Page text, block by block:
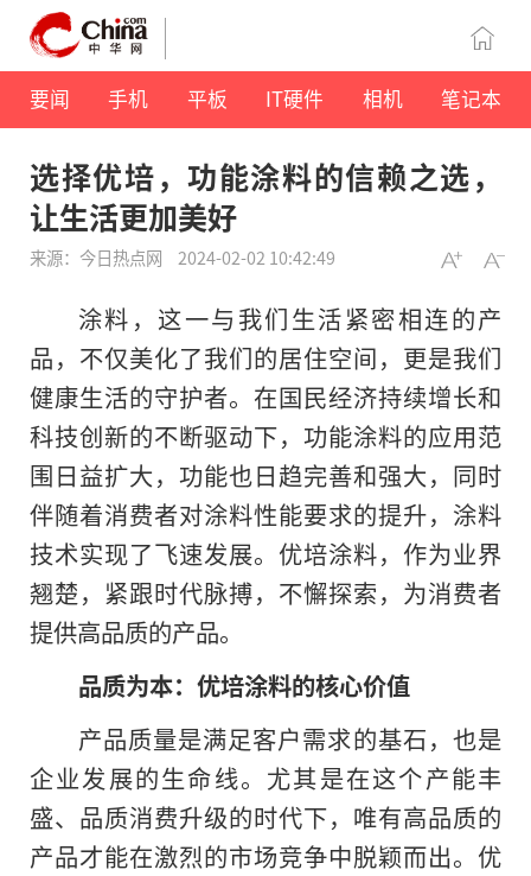
要闻 手机 平板 IT硬件 相机 笔记本
选择优培，功能涂料的信赖之选，
让生活更加美好
来源：今日热点网 2024-02-02 10:42:49
涂料，这一与我们生活紧密相连的产
品，不仅美化了我们的居住空间，更是我们
健康生活的守护者。在国民经济持续增长和
科技创新的不断驱动下，功能涂料的应用范
围日益扩大，功能也日趋完善和强大，同时
伴随着消费者对涂料性能要求的提升，涂料
技术实现了飞速发展。优培涂料，作为业界
翘楚，紧跟时代脉搏，不懈探索，为消费者
提供高品质的产品。
品质为本：优培涂料的核心价值
产品质量是满足客户需求的基石，也是
企业发展的生命线。尤其是在这个产能丰
盛、品质消费升级的时代下，唯有高品质的
产品才能在激烈的市场竞争中脱颖而出。优